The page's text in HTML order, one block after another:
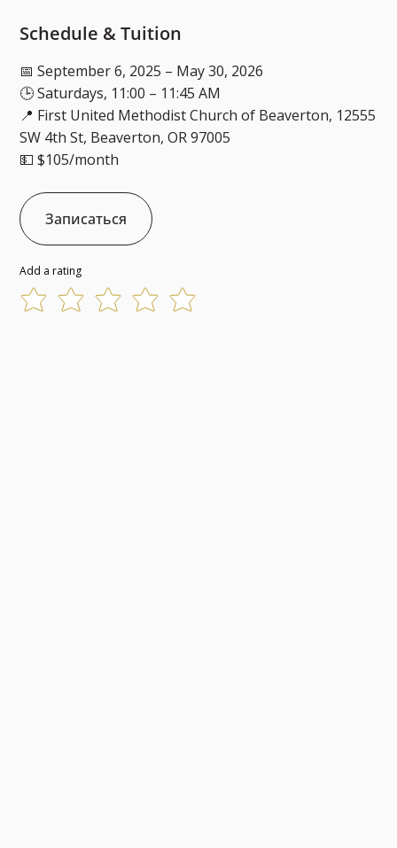
Schedule & Tuition
📅 September 6, 2025 – May 30, 2026
🕒 Saturdays, 11:00 – 11:45 AM
📍 First United Methodist Church of Beaverton, 12555
SW 4th St, Beaverton, OR 97005
💵 $105/month
Записаться
Add a rating